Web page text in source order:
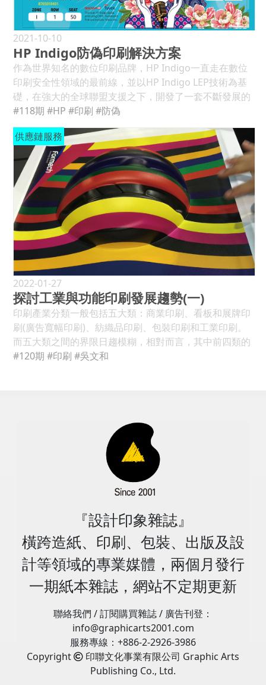
生成的版面與時俱進。總的來說，這些技術的融合使得AI
能夠以更智能、更符合用戶期望的方式生成版面設計，同
時跟隨並適應不斷變化的設計潮流。 在印前製作的領域，
AI在自動版面設計方面呈現出相當獨特的特點。首先，AI
能夠根據用戶需求和內容自動生成版面，大大地縮短設計
時間，同時保持高品質的設計。其次，AI可以分析大量的
設計數據和趨勢，提供個性化的版面建議，以滿足不同客
戶的需求，實現更具有創意和吸引力的印刷品。 舉例來
說，為大家眾所周知的Adobe，是印刷行業相當重要的印
前設計及排版的專業軟體，其「Adobe Sensei」功能則應
用了人工智慧技術。其中Adobe Firefly使用生成式AI和簡
單的文字提示來創作最高品質的輸出：精美的影像、文字
效果和鮮明的調色盤。利用參考影像製作全新內容，更快
探索更多可能性。 另外，Adobe Sensei GenAI企圖以生
成式AI的應用，以設計帶入行銷整合專案的概念重新建構
客戶行銷的發展方案，它的概念是從整合客戶資料和內容
為基礎，運用原創的設計內容與生成式AI的工具應用，快
速完成內容建構與設計，所以透過分析用戶的內容和設計
風格，以AI自動生成符合需求的版面，提供更高效率的設
計流程。同樣地，Canva是一個在設計領域非常受到歡迎
的工具，它的「Canva Pro」版本提供自動版面設計功
能，能夠根據用戶輸入的資訊自動生成各種版面樣式，使
得用戶能夠輕鬆創建專業水準的設計。這些AI自動版面設
計的應用，不僅僅提高製作效率外，也降低對專業設計知
識的需求，使得印前製作更具靈活性和智能性。(見圖3、
等等問題就是需要考慮的重點。至於透過AI生成設計的版
型或是直接排版生成印件，這部分技術應該發展出來已經
有些時日，相信目前也應該有不少設計師已經非常習慣使
用。 ●圖3：Adobe Sensei GenAI的概念是從整合客戶資
料和內容為基礎，運用原創的設計內容與生成式AI工具應
GenAI網頁) ●圖4：「Canva Pro」版本提供自動版面設計
功能，能夠根據用戶輸入的資訊自動生成各種版面樣式，
用戶能夠輕鬆創建專業水準的設計(圖片來源 ╱ Canva
Pro網頁) ●圖5：HP公司設備搭載「HP PrintOS」系統，
該系統利用機器學習和數據分析技術能即時監測印刷過
程，根據實際情況調整印刷參數，以確保最佳印刷效果(圖
整印刷參數 AI在印刷機中的應用透過調整印刷參數的方
式，極大地增強印刷效果與品質。首先，AI能夠根據不同
的印刷任務和材料特性，智能地調整印刷機的參數，包括
色彩校正、印刷速度、油墨用量等。而這樣的智能最適性
的參數設定，則需要數據端與自動化控制端的搭配才能夠
藍彩藝公司執行長陳昭雄表示：小森Lithrone G40
advance六色加UV系統印刷機，擁有很多功能特色，我個
人相當喜歡。最重要的是它有鷹眼(PQA-S)全程監視系
統，使品質更加有保證。 多年來紅藍彩藝公司都是使用競
爭對手的印刷設備服務客戶，但是近年來他們也注意到其
他印刷廠都購買小森印刷機，因此開始評估使用小森印刷
設備的優勢。這是紅藍彩藝公司第一次引進小森印刷機，
面對全新的體驗，紅藍彩藝公司操作人員經過一段時間的
摸索，與台灣小森服務人員的教導，已經可以將這部
Lithrone G40 advance六色加UV系統印刷機的功能發揮
到很好的水準。紅藍彩藝公司廠長曾志成也指出使用小森
印刷機全新的體驗：利用KHS功能，能夠快速的將換版作
業縮短，印刷作業中也能利用PDC與PQA來輔助，達到印
刷品質控管。還有機械設計，對於水墨輥的拆除安裝非常
方便，調整快速確實。人機介面顯示明確，讓操作者容易
上手，加上小森自動化設備展現強大的性能，紅藍彩藝公
司的生產力大幅提升了30%以上。 對於小森印刷機的性能
表現，操作人員感受是最深刻的。領機許又立在採訪當天
印製一組650磅的工作，當時的車速是每小時13,000轉，
他真誠的表示：比傳統機器快了5,000轉，車速穩定，又不
會感覺到車身搖晃，真是一部蠻不錯的設備。在引進小森
印刷機後，紅藍彩藝公司期待這部Lithrone G40 advance
六色加UV系統印刷機能滿足並超越客戶對品質的要求。而
在實際使用後，對於小森印刷機所帶來的生產效率與印刷
品質，感到很滿意，也確保紅藍彩藝公司對客戶要求品質
之保證。此外，在客戶來訪時，小森印刷機整潔俐落的外
在楊梅廠區要發展的產品：食品包裝、生技、化妝品與外
銷訂單全交由小森印刷機來印製。 ●透過PDC-SX的掃瞄測
量色調和套準，再將數據回饋給印刷機 ●飛達進紙入口導
軌高度自動調整，讓紙張的輸送更穩定 社會責任 環保永續
為了打造楊梅廠區成為一個節能減碳又符合食品安全的廠
配置太陽能發電系統與環保處理設備，廠外區後方再設置
生態公園。再搭配全新引進的小森Lithrone G40 advance
印刷機的節能減碳設計，曾志成廠長表示：整個廠區目前
能夠達到40%以上的節能減碳，對環保永續可說盡了最大
心力。紅藍彩藝公司所力行節能減碳設備如下： (一)太陽
能光電╱在廠區安裝634片的太陽能板，每年可以產生約
(二)環保型CTP直接製機╱除了可以節省空間，也減少水電
的營運成本。 (三)全新小森Lithrone G40 advance六色
UV印刷機＋PQA-S鷹眼品質檢測系統╱全自動換版裝置、
KHS-AI、PDC-SX分光式色調控制、PQA-S品質檢測裝置
等自動化的配備，提升印刷工序的整體產能與品質。這部
年，讓全球總部對台灣巿場爆發力刮目相看。 2017年黃美
琦被指派負責惠普3D數位製造事業部，專責兩岸三地之巿
場。並成功輔導客戶未來工廠、科恒、美的家電、東友科
技等3D代印服務與數位製造轉型。其中「未來工廠」更於
短短三年內，一躍成為全球前十大代印服務商。黃美琦執
行副總對於印藝巿場策略具有先知卓越的遠見，在傳統印
刷產業轉型之際，正隆印刷器材延攬黃執行副總肩負承先
啟後之重任，期望借重黃執行副總於網管資訊架構、數位
來，搶佔巿場先機。 ●透過正隆「CPM快速印刷系統及全
自動卷筒模切設備」所印製模切的果汁標籤、文創貼紙、
QR-Code貼紙、產品標籤等 立足台灣再創輝煌世紀 在台
灣深耕半個世紀的「正隆印刷器材」，目前主要營業項目
包括：(1)印刷相關設備代理。(2)CPM品牌印刷油墨及耗
材。(3)引進CPM快速印刷系統及全自動卷筒模切印後加工
設備。(4)代理歐系Frimpeks柔版油墨及耗材。(5)印刷專
業輔導。其立足台灣51載，所服務的印刷廠客戶不計其
數，舉凡國內各大報業、雜誌出版、收藏畫冊、月桌曆等
精美印刷，皆為正隆印刷器材之老客戶。多年來始終低調
專注於傳統印藝專業，輪轉平版印刷之專業實力相當深
厚。各部門主管於印刷領域皆超過30年經驗，印刷應用資
歷相當豐富，因而備受客戶的信賴及肯定。 自2022年起，
正隆印刷器材在黃美琦執行副總的壁畫下，開始引進數位
印刷設備及柔版油墨耗材等多項產品，同時著手佈建專業
輔導並加強服務廣度。除了提供既有進口油墨及耗材產品
的顧問銷售服務之外，也進一步提供階段式的印刷設備及
同再創輝煌世紀。 引進數位設備服務客戶 目前正隆印刷器
材主力引進的「CPM快速印刷系統-高速雷射數位印刷
機」，其主要功能特色如下：(1)最大彩色列印速度每分鐘
13.6公尺；(2)卷筒最大直徑500mm；(3)最大可連續列印
長度1,000公尺；(4)首頁輸出時間9秒；(5)最大可列印單件
1.32公尺長度標籤；(6)解析度600×1,200dpi、圖像增強
成紙、銀龍、透明貼、PET等不乾膠材料；(9)支援軟體
Compose RIP、Wasatch RIP、Windows；(10)機器尺寸
1,320×700×750mm。 「CPM快速印刷系統」是專為中小
型印刷廠所設計，印刷、模切設備可以獨立作業，大幅提
升作業效率、提高產能。連續式印刷，專搶小批量商標貼
紙業務，加上體積小、適用多種材料、簡單上手，有效降
低人力、時間成本，相當適合應用在商業印刷、標籤和包
裝等領域。 另外，全自動卷筒模切印後加工設備可與
「CPM快速印刷系統」相互配合，其主要功能特色如下：
(1)最快直線切割速度每秒可達96公分；(2)最小的切割面積
約為5平方公釐；(3)最大切割壓力為750g、最大切割寬度
為280mm；(4)最大適用材料尺寸為340mm；(5)最大一次
追溯的前身。2000年香港商理光國際有限公司台灣分公司
是理光集團在台灣的分公司，產品範圍以Ricoh為品牌的
彩色多功能事務機為主。為因應台灣市場日漸提高的重要
性，理光集團擴大投資於台灣設立獨立子公司，其直屬於
亞太區總部，並於2008年10月1日起正式成立台灣理光股
份有限公司。台灣理光在經過15年的披荊斬棘、辛勤耕耘
下，目前員工總數約200人，在台灣智能數位商務應用領
域佔有一席之地。有關台灣理光相關成長歷程請參閱大事
程。 A：在加入台灣理光之前，我在惠普公司工作，過去
主要都是在資訊產業，坦白說事務機是我過去沒有接觸過
的產業類別，相對陌生。但後來理解到，理光需要的就是
我的資訊背景，因為當時的理光正面臨轉型期，要從純硬
體銷售的公司，走向提供全方面的辦公室解決方案。也很
榮幸有這個機會，能夠以MD的身分，帶領台灣理光持續
轉型。 Q3：台灣理光目前主要市場定位、經營理念、核
心價值、服務內容與客層為何？ A：台灣理光是理光集團
台灣子公司，雖然本業是銷售事務機，但正如前面所說，
近年來理光積極從傳統OA轉向ICT服務，並期許自己能成
為台灣智能數位商務應用的領導品牌。 台灣理光的發展，
是從科技出發，因為事務機、商務印刷是我們的本業。但
在面對人們辦公過程產生的問題時，發現人的需求才是該
關注的重點。現在世代跟過去最大的差別是，工作與生活
的界線逐漸模糊，我們如今很難下班就完全脫離工作。而
如何更合理的工作，從中實現自我價值就變得更重要。而
這正是理光的核心理念「Fulfillment Through Work(成就
想，何不讓理光的辦公室成為一個最好的展示空間，向客
戶展現理光的解決方案如何協助員工們高效工作？於是開
始推行「Live Office」，並逐漸發展出協助客戶規劃商務
空間的服務。因此從科技到人，再到空間，我們確立了
「人、空間、科技」為發展核心，並且以「流程」串接這
三個部分。對應「人、空間、科技和流程」的核心，台灣
暨周邊服務、智能空間規劃解決方案服務及智能流程規劃
解決方案服務。 (一)從科技面著眼╱理光提供完整的辦公
室解決方案暨設備，其主要包含智能輸出設備、量產型數
位印刷設備、視通訊高效裝置、主動式服務、列印管理解
決方案、設備管理系統等，同時利用創新的技術與卓越的
光學科技能力，持續贏得業內權威機構的相關獎項。 (二)
從空間面著眼╱理光提供辦公環境中各項空間整合的解決
方案，從智能溫測門禁系統、會議室空間管理系統，衍伸
到打造全環境智能工作空間，整合作業、科技、管理各種
企業訴求，協助進行數位轉型，讓企業持續創造競爭力。
(三)從人與流程的角度著眼╱理光從使用者的角度出發，
透過流程訪談與階段式的導入設計，作為業界第一間推出
2021-10-10
HP Indigo防偽印刷解決方案
作為世界知名的數位印刷品牌，HP Indigo一直走在數位
印刷安全性領域的最前線，並以HP Indigo LEP技術為基
礎，在強大的全球聯盟支援之下，開發了一套不斷發展的
安全印刷和品牌保護解決方案「HP Indigo Secure」。為
了讓更多企業經營者更了解其防偽科技，HP Indigo除了
推出原文電子書提供下載參閱https://reurl.cc/q11xGR，
也提供專文介紹如下： ●HP Indigo Secure為一套不斷發
展的安全印刷和品牌保護解決方案 一、盜版偽造的文化 在
打擊盜版假貨的戰鬥中，印刷供應商與加工商的任務是
「透過將業界領先的安全性功能，並將其整合到一部印刷
機上，使其成為一次生產過程完成的解決方案，進而確保
品牌能領先於盜版威脅」。 雖然盜版偽造的行為可能和商
業行為本身一樣古老，但它的規模和範圍在今日才成為一
個真正的整體現象。在電子商務快速發展的推動下，仿冒
者正以創紀錄的速度滲透到新市場中，在虛假網站、知名
電子商務通路和社交媒體上製造難以識別的仿製品。仿冒
者不再侷限於陰暗的市場和街角，全世界都有其延伸的觸
角。 而且，每經過一次成功破壞安全的行為，盜版者都會
變得更嫻熟、大膽。根據ICC「偽造和盜版的經濟影響」
報告中指出，截至2022年為止，盜版偽造活動預計將對全
球經濟造成4.2兆美元的損失。Smithers Pira市場調查公
斷，仿冒者能夠找到並填補關鍵缺口。根據國際刑警組織
「冠狀病毒引發了假冒醫療用品的新趨勢」之報告表示，
僅在2020年3月的第一週，其就查獲440萬個非法藥品單
位。一個利潤豐厚的偽造、盜版和產品轉移市場，正進行
井噴式的發展，因次業者對穩健又可自我適應安全解決方
案的需求，比以往任何時候都更加緊急和迫切。 國際刑警
組織於「仿冒品很普遍，而且正在損害品牌價值」報告中
強調，「三分之二無意購買假冒商品的消費者對品牌失去
了信任」。對於在這種新形勢下營運的品牌來說，維持消
費者的信任變得更加複雜和具有挑戰性。為了生存與進一
步繁榮發展，品牌必須灌輸信心，建立忠誠度，並確保客
戶安全。安全性漏洞不僅會讓品牌損失產品收入，可能引
發調查和訴訟，而且也會對智慧財產和品牌聲譽造成嚴重
威脅。 考慮到充斥著假冒醫療用品、汽車零部件、玩具和
化妝品的市場對健康和安全的影響，打擊仿冒商品現在成
為品牌所有者的當務之急也就不足為奇。如今，品牌保護
市場的價值約295億美元，隨著客戶尋求更複雜、更精細
的安全性解決方案，進而保護產品的真實性和品牌聲譽，
#118期 #HP #印刷 #防偽
供應鏈服務
2022-01-27
探討工業與功能印刷發展趨勢(一)
印刷產業分類一般包括五大類：商業印刷、看板和展牌印
刷(廣告寬幅印刷)、紡織品印刷、包裝印刷和工業印刷。
而五大類之間的界限日趨模糊，相對而言，其中前四類的
構成較為明確，但工業印刷的內涵就比較模糊。本專題主
品上。有些某種類型的工業印刷也被稱為“功能性印刷”，
強調除了具有印刷或基於印刷資訊交流以外的“功能性”。
工業與功能印刷的發展趨勢 本文主要是針對工業與功能印
刷發展趨勢做專題報導，首先要釐清與定義工業與功能印
刷的範圍，不論是在drupa 2016及2021都有提及工業印
刷的分類與範圍，或是在專業的印刷期刊或專業報導都有
論述到工業印刷分類與範圍。例如2016年出版的台灣印刷
白皮書，2020荷蘭出版Roadmap Printing“From the
World of Print to the Printed World”，在眾多參考資料
中，本文將採用2019由Smithers公司出版“The Future of
Functional ＆ Industrial Printing to 2024(到2024年的功
能性印刷及工業印刷展望)”，文中界定工業印刷的九大類
印刷分別是裝飾層壓板材印刷、玻璃製品印刷、各類促銷
商品的特種印刷、陶瓷製品印刷、航空航太及汽車零配件
印刷、噴墨紡織品印刷、電子產品印刷、生物醫學產品印
刷和3D列印。文中也預測全球工業與功能印刷平均年複合
增長可達到7%，而印刷產量增加4.9%，請參見圖1。 荷蘭
#120期 #印刷 #吳文和
『設計印象雜誌』
橫跨造紙、印刷、包裝、出版及設
計等領域的專業媒體，兩個月發行
一期紙本雜誌，網站不定期更新
聯絡我們 / 訂閱購買雜誌 / 廣告刊登：
info@graphicarts2001.com
服務專線：+886-2-2926-3986
Copyright
印聯文化事業有限公司 Graphic Arts
Publishing Co., Ltd.